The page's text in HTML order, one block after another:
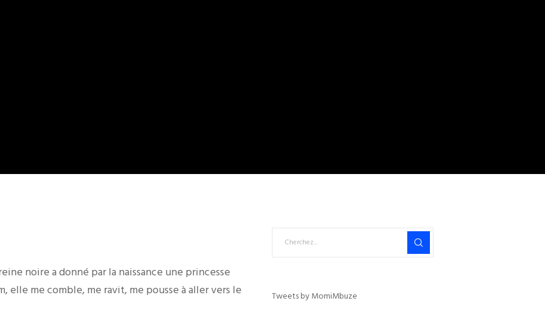
noire a donné par la naissance une princesse
elle me comble, me ravit, me pousse à aller vers le
Tweets by MomiMbuze